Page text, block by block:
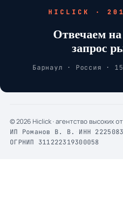
HICLICK ·
Отвечаем
запрос
Барнаул · Россия ·
© 2026 Hiclick · агентство высоких
ИП Романов В. В. ИНН
ОГРНИП 311222319300058